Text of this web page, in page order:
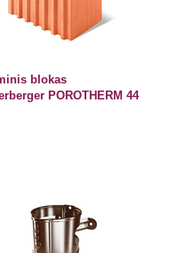
blokas
POROTHERM 44